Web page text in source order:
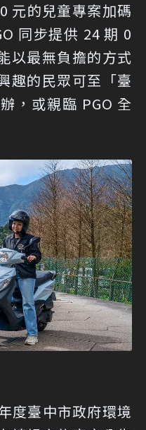
元的兒童專案加碼
同步提供 24 期 0
以最無負擔的方式
趣的民眾可至「臺
，或親臨 PGO 全
度臺中市政府環境